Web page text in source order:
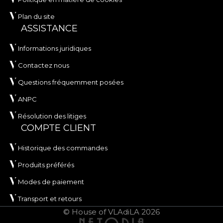
transformer n'importe quel intérieur en un espace
de contemplation et d'élégance.
Plan du site
ASSISTANCE
Informations juridiques
Contactez nous
Questions fréquemment posées
ANPC
Résolution des litiges
COMPTE CLIENT
Historique des commandes
Produits préférés
Modes de paiement
Transport et retours
© House of VLAdiLA 2026